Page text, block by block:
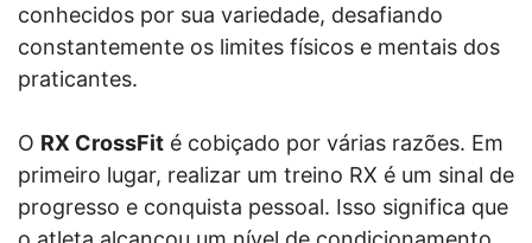
conhecidos por sua variedade, desafiando
constantemente os limites físicos e mentais dos
praticantes.
O RX CrossFit é cobiçado por várias razões. Em
primeiro lugar, realizar um treino RX é um sinal de
progresso e conquista pessoal. Isso significa que